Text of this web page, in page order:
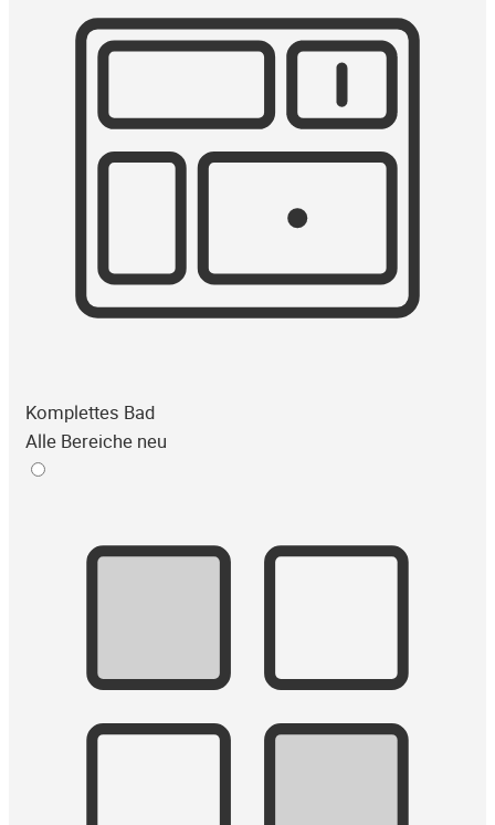
Komplettes Bad
Alle Bereiche neu